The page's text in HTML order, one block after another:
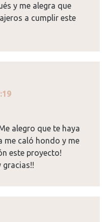
y me alegra que
a cumplir este
alegro que te haya
me caló hondo y me
este proyecto!
gracias!!